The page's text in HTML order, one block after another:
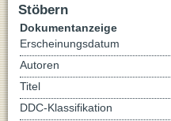
Stöbern
Dokumentanzeige
Erscheinungsdatum
Autoren
Titel
DDC-Klassifikation